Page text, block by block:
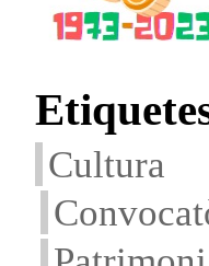
Cultura